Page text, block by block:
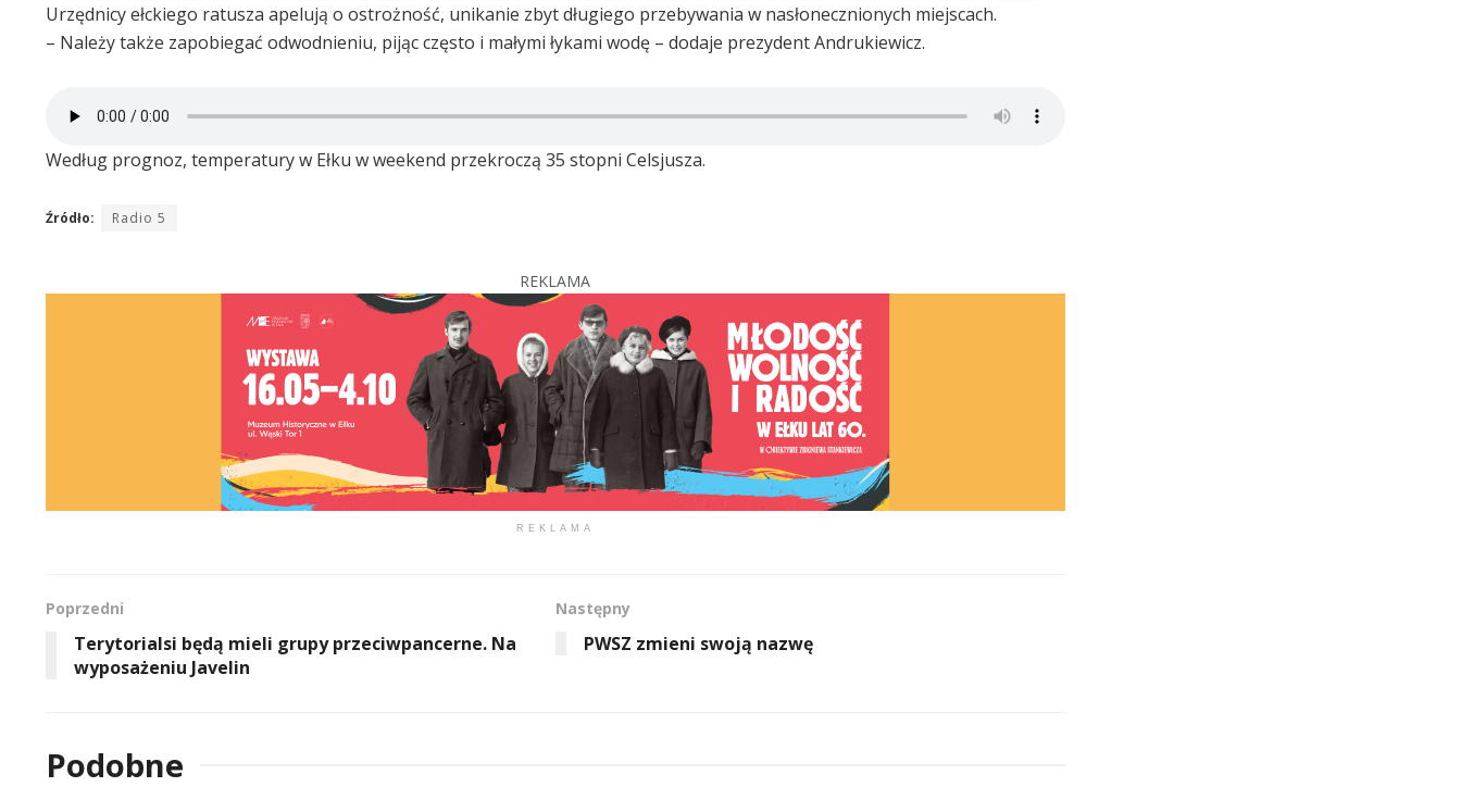
Urzędnicy ełckiego ratusza apelują o ostrożność, unikanie zbyt długiego przebywania w nasłonecznionych miejscach.
– Należy także zapobiegać odwodnieniu, pijąc często i małymi łykami wodę – dodaje prezydent Andrukiewicz.
Według prognoz, temperatury w Ełku w weekend przekroczą 35 stopni Celsjusza.
Źródło: Radio 5
REKLAMA
REKLAMA
Poprzedni
Terytorialsi będą mieli grupy przeciwpancerne. Na
wyposażeniu Javelin
Następny
PWSZ zmieni swoją nazwę
Podobne